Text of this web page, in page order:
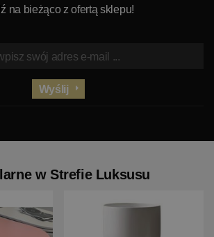
na bieżąco z ofertą sklepu!
Wyślij
w Strefie Luksusu